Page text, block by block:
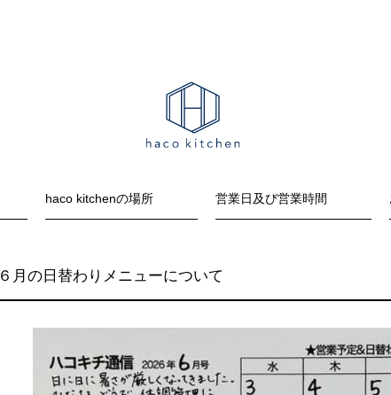
haco kitchenの場所 営業日及び営業時間
６月の日替わりメニューについて